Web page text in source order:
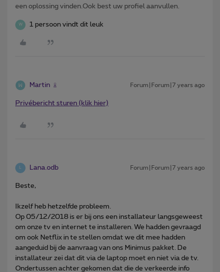
een oplossing vinden.Ook best uw profiel aanvullen.
W 1 persoon vindt dit leuk
Martin Forum|Forum|7 years ago
Privébericht sturen (klik hier)
L Lana.odb Forum|Forum|7 years ago
Beste,
Ikzelf heb hetzelfde probleem.
Op 05/12/2018 is er bij ons een installateur langsgeweest
om onze tv en internet te installeren. We hadden gevraagd
om ook Netflix in te stellen omdat we dit mee hadden
aangeduid bij de aanvraag van ons Minimus pakket. De
installateur zei dat dit via de laptop moet en niet via de tv.
Ondertussen achter gekomen dat die de verkeerde info